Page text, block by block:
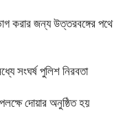
করার জন্য উত্তরবঙ্গের পথে
সংঘর্ষ পুলিশ নিরবতা
দোয়ার অনুষ্ঠিত হয়